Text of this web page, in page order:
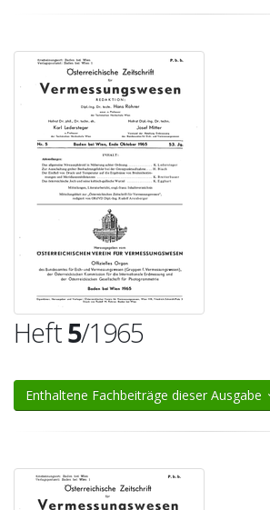
Heft5/1965
Enthaltene Fachbeiträge dieser Ausgabe